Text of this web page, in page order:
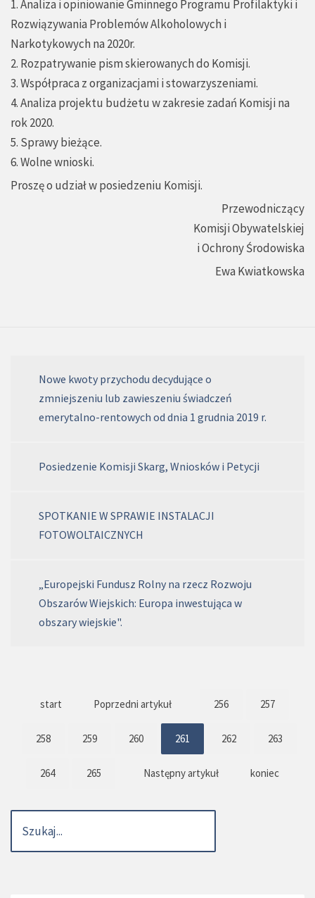
1. Analiza i opiniowanie Gminnego Programu Profilaktyki i
Rozwiązywania Problemów Alkoholowych i
Narkotykowych na 2020r.
2. Rozpatrywanie pism skierowanych do Komisji.
3. Współpraca z organizacjami i stowarzyszeniami.
4. Analiza projektu budżetu w zakresie zadań Komisji na
rok 2020.
5. Sprawy bieżące.
6. Wolne wnioski.
Proszę o udział w posiedzeniu Komisji.
Przewodniczący
Komisji Obywatelskiej
i Ochrony Środowiska
Ewa Kwiatkowska
Nowe kwoty przychodu decydujące o
zmniejszeniu lub zawieszeniu świadczeń
emerytalno-rentowych od dnia 1 grudnia 2019 r.
Posiedzenie Komisji Skarg, Wniosków i Petycji
SPOTKANIE W SPRAWIE INSTALACJI
FOTOWOLTAICZNYCH
„Europejski Fundusz Rolny na rzecz Rozwoju
Obszarów Wiejskich: Europa inwestująca w
obszary wiejskie".
start Poprzedni artykuł 256 257
258 259 260 261 262 263
264 265 Następny artykuł koniec